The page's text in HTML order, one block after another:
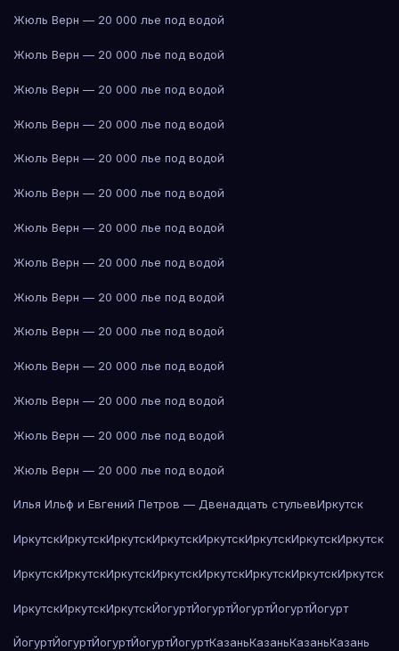
Жюль Верн — 20 000 лье под водой
Жюль Верн — 20 000 лье под водой
Жюль Верн — 20 000 лье под водой
Жюль Верн — 20 000 лье под водой
Жюль Верн — 20 000 лье под водой
Жюль Верн — 20 000 лье под водой
Жюль Верн — 20 000 лье под водой
Жюль Верн — 20 000 лье под водой
Жюль Верн — 20 000 лье под водой
Жюль Верн — 20 000 лье под водой
Жюль Верн — 20 000 лье под водой
Жюль Верн — 20 000 лье под водой
Жюль Верн — 20 000 лье под водой
Жюль Верн — 20 000 лье под водой
Илья Ильф и Евгений Петров — Двенадцать стульевИркутск
ИркутскИркутскИркутскИркутскИркутскИркутскИркутскИркутск
ИркутскИркутскИркутскИркутскИркутскИркутскИркутскИркутск
ИркутскИркутскИркутскЙогуртЙогуртЙогуртЙогуртЙогурт
ЙогуртЙогуртЙогуртЙогуртЙогуртКазаньКазаньКазаньКазань